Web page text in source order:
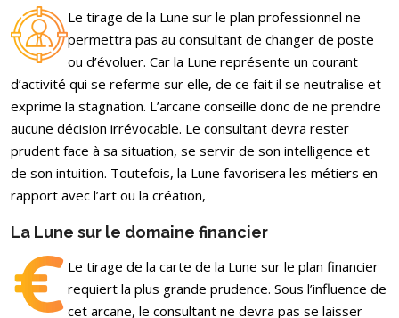
Le tirage de la Lune sur le plan professionnel ne
permettra pas au consultant de changer de poste
ou d’évoluer. Car la Lune représente un courant
d’activité qui se referme sur elle, de ce fait il se neutralise et
exprime la stagnation. L’arcane conseille donc de ne prendre
aucune décision irrévocable. Le consultant devra rester
prudent face à sa situation, se servir de son intelligence et
de son intuition. Toutefois, la Lune favorisera les métiers en
rapport avec l’art ou la création,
La Lune sur le domaine financier
Le tirage de la carte de la Lune sur le plan financier
requiert la plus grande prudence. Sous l’influence de
cet arcane, le consultant ne devra pas se laisser